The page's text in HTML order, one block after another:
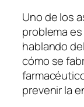
Uno de los
problema
hablando
cómo se
prevenir la